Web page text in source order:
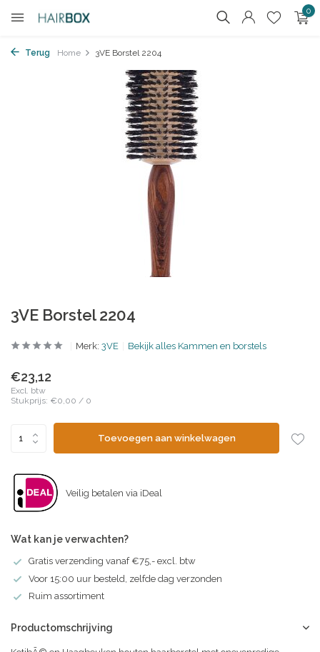
0
Terug Home 3VE Borstel 2204
3VE Borstel 2204
Merk: 3VE Bekijk alles Kammen en borstels
€23,12
Excl. btw
Stukprijs: €0,00 / 0
Toevoegen aan winkelwagen
Veilig betalen via iDeal
Wat kan je verwachten?
Gratis verzending vanaf €75,- excl. btw
Voor 15:00 uur besteld, zelfde dag verzonden
Ruim assortiment
Productomschrijving